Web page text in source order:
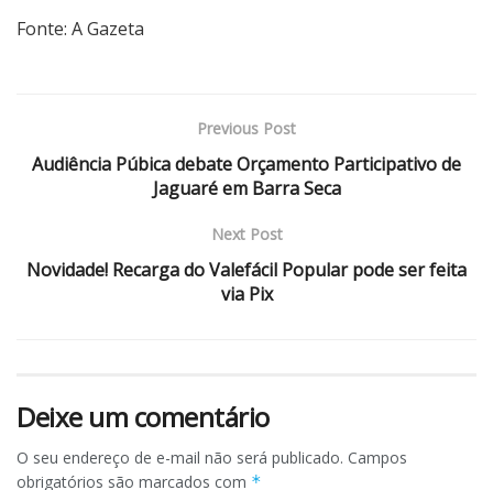
Fonte: A Gazeta
Previous Post
Audiência Púbica debate Orçamento Participativo de
Jaguaré em Barra Seca
Next Post
Novidade! Recarga do Valefácil Popular pode ser feita
via Pix
Deixe um comentário
O seu endereço de e-mail não será publicado. Campos
obrigatórios são marcados com *